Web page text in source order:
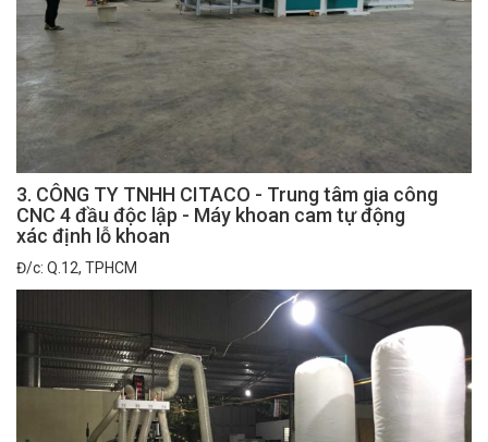
3. CÔNG TY TNHH CITACO - Trung tâm gia công
CNC 4 đầu độc lập - Máy khoan cam tự động
xác định lỗ khoan
Đ/c: Q.12, TPHCM